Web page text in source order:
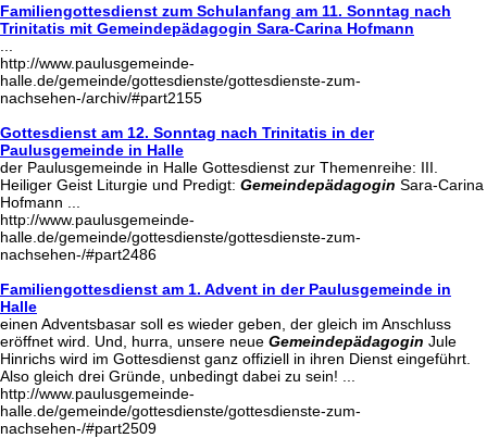
Familiengottesdienst zum Schulanfang am 11. Sonntag nach
Trinitatis mit Gemeindepädagogin Sara-Carina Hofmann
http://www.paulusgemeinde-
halle.de/gemeinde/gottesdienste/gottesdienste-zum-
nachsehen-/archiv/#part2155
Gottesdienst am 12. Sonntag nach Trinitatis in der
Paulusgemeinde in Halle
der Paulusgemeinde in Halle Gottesdienst zur Themenreihe: III.
Heiliger Geist Liturgie und Predigt: Gemeindepädagogin Sara-Carina
Hofmann ...
http://www.paulusgemeinde-
halle.de/gemeinde/gottesdienste/gottesdienste-zum-
nachsehen-/#part2486
Familiengottesdienst am 1. Advent in der Paulusgemeinde in
Halle
einen Adventsbasar soll es wieder geben, der gleich im Anschluss
eröffnet wird. Und, hurra, unsere neue Gemeindepädagogin Jule
Hinrichs wird im Gottesdienst ganz offiziell in ihren Dienst eingeführt.
Also gleich drei Gründe, unbedingt dabei zu sein! ...
http://www.paulusgemeinde-
halle.de/gemeinde/gottesdienste/gottesdienste-zum-
nachsehen-/#part2509